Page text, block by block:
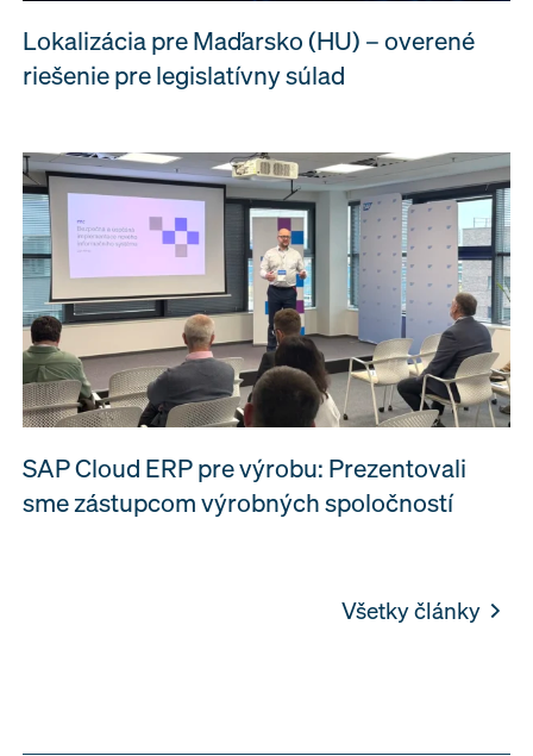
Všetky články
Lokalizácia pre Maďarsko (HU) – overené
riešenie pre legislatívny súlad
SAP Cloud ERP pre výrobu: Prezentovali
sme zástupcom výrobných spoločností